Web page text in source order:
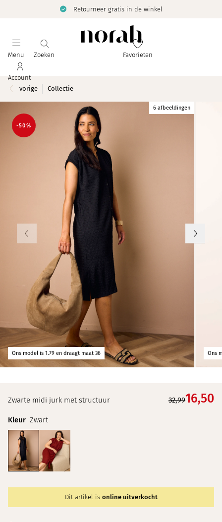
Retourneer gratis in de winkel
Menu Zoeken Favorieten
Account
vorige
Collectie
Ons model is 1.79 en draagt maat 36 Ons
6 afbeeldingen
-50%
Zwarte midi jurk met structuur 32,9916,50
Kleur Zwart
Dit artikel is online uitverkocht